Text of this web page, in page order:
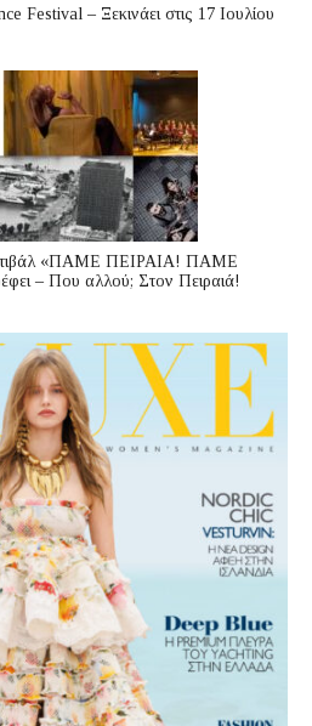
Festival – Ξεκινάει στις 17 Ιουλίου
«ΠΑΜΕ ΠΕΙΡΑΙΑ! ΠΑΜΕ
– Που αλλού; Στον Πειραιά!